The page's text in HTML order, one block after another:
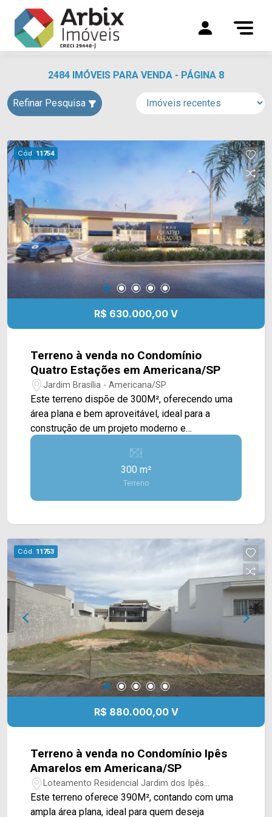
2484 IMÓVEIS PARA VENDA - PÁGINA 8
Refinar Pesquisa
Cód. 11754
R$ 630.000,00 V
Terreno à venda no Condomínio
Quatro Estações em Americana/SP
Jardim Brasília - Americana/SP
Este terreno dispõe de 300M², oferecendo uma
área plana e bem aproveitável, ideal para a
construção de um projeto moderno e
personalizado. A topografia favorece diferentes
tipos de implantação, proporcionando mais
liberdade arquitetônica e excelente custo de
para quem busca construir com conforto e
da cidade. *Aceita financiamento Localizado no
bairro Jardim Brasília, este condomínio está
próximo à Av. Giaconda Cibin, Av. Iacanga e Av. de
Cillo, com fácil acesso à Rod. Luiz de Queiroz. A
região conta com conveniências como
restaurantes, UNISAL, Bike Hotel e
supermercados, garantindo praticidade e
qualidade de vida no dia a dia. *Imagens são
meramente ilustrativas. Entre em contato com a
equipe da Arbix Imóveis e agende a sua visita!!
WhatsApp e Telefone: (19) 3475-4546 ARBIX
IMÓVEIS - Presente em cada mudança!
300 m²
Terreno
Cód. 11753
R$ 880.000,00 V
Terreno à venda no Condomínio Ipês
Amarelos em Americana/SP
Loteamento Residencial Jardim dos Ipês
Amarelos - Americana/SP
Este terreno oferece 390M², contando com uma
ampla área plana, ideal para quem deseja